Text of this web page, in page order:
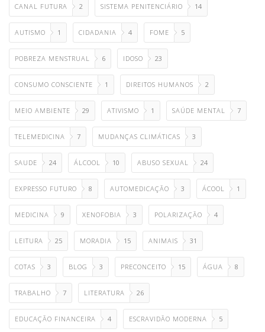
CANAL FUTURA 2 SISTEMA PENITENCIÁRIO 14
AUTISMO 1 CIDADANIA 4 FOME 5
POBREZA MENSTRUAL 6 IDOSO 23
CONSUMO CONSCIENTE 1 DIREITOS HUMANOS 2
MEIO AMBIENTE 29 ATIVISMO 1 SAÚDE MENTAL 7
TELEMEDICINA 7 MUDANÇAS CLIMÁTICAS 3
SAUDE 24 ÁLCOOL 10 ABUSO SEXUAL 24
EXPRESSO FUTURO 8 AUTOMEDICAÇÃO 3 ÁCOOL 1
MEDICINA 9 XENOFOBIA 3 POLARIZAÇÃO 4
LEITURA 25 MORADIA 15 ANIMAIS 31
COTAS 3 BLOG 3 PRECONCEITO 15 ÁGUA 8
TRABALHO 7 LITERATURA 26
EDUCAÇÃO FINANCEIRA 4 ESCRAVIDÃO MODERNA 5